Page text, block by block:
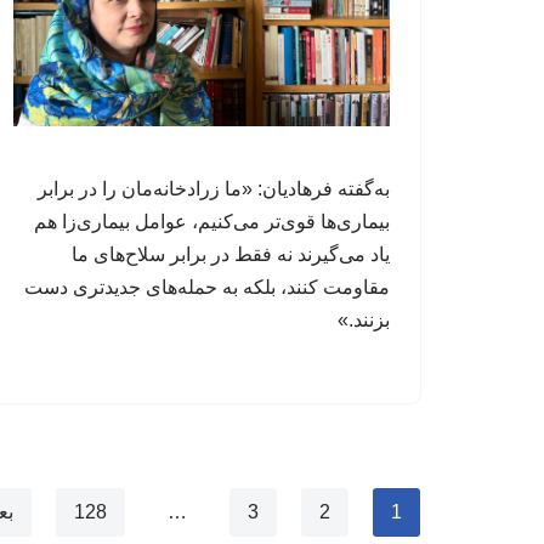
به‌گفته فرهادیان: «ما زرادخانه‌مان را در برابر
بیماری‌ها قوی‌تر می‌کنیم، عوامل‌ بیماری‌زا هم
یاد می‌گیرند نه فقط در برابر سلاح‌های ما
مقاومت کنند، بلکه به حمله‌های جدیدتری دست
بزنند.»
1
2
3
…
128